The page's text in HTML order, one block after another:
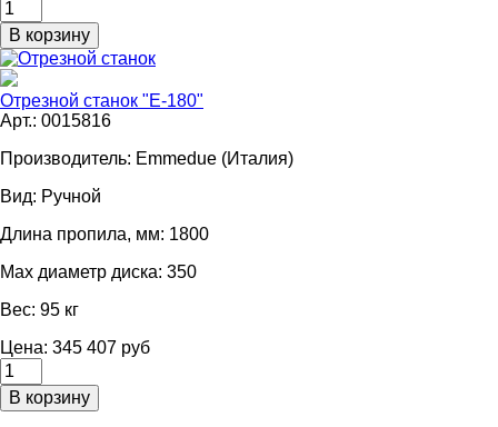
Отрезной станок "E-180"
Арт.: 0015816
Производитель: Emmedue (Италия)
Вид: Ручной
Длина пропила, мм: 1800
Мах диаметр диска: 350
Вес: 95 кг
Цена: 345 407 руб